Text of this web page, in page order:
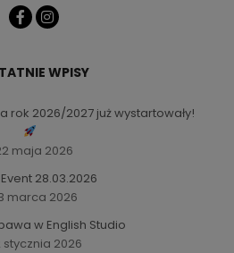
WPISY
rok 2026/2027 już wystartowały!
maja 2026
28.03.2026
marca 2026
w English Studio
stycznia 2026